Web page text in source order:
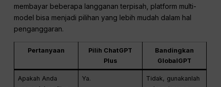
membayar beberapa langganan terpisah, platform multi-
model bisa menjadi pilihan yang lebih mudah dalam hal
penganggaran.
Pertanyaan
Pilih ChatGPT
Plus
Bandingkan
GlobalGPT
Apakah Anda
Ya.
Tidak, gunakanlah